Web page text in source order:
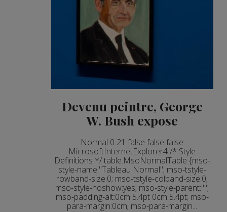
Devenu peintre, George
W. Bush expose
Normal 0 21 false false false
MicrosoftInternetExplorer4 /* Style
Definitions */ table.MsoNormalTable {mso-
style-name:"Tableau Normal"; mso-tstyle-
rowband-size:0; mso-tstyle-colband-size:0;
mso-style-noshow:yes; mso-style-parent:"";
mso-padding-alt:0cm 5.4pt 0cm 5.4pt; mso-
para-margin:0cm; mso-para-margin...